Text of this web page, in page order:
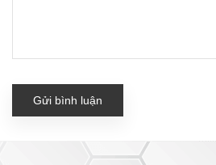
Gửi bình luận